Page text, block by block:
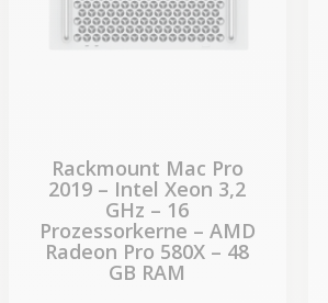
Rackmount Mac Pro
2019 – Intel Xeon 3,2
GHz – 16
Prozessorkerne – AMD
Radeon Pro 580X – 48
GB RAM